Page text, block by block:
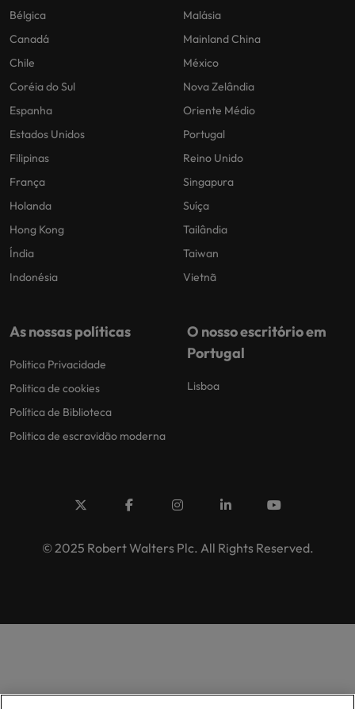
Bélgica
Canadá
Chile
Coréia do Sul
Espanha
Estados Unidos
Filipinas
França
Holanda
Hong Kong
Índia
Indonésia
Malásia
Mainland China
México
Nova Zelândia
Oriente Médio
Portugal
Reino Unido
Singapura
Suíça
Tailândia
Taiwan
Vietnã
As nossas políticas
Politica Privacidade
Politica de cookies
Política de Biblioteca
Politica de escravidão moderna
O nosso escritório em
Portugal
Lisboa
© 2025 Robert Walters Plc. All Rights Reserved.